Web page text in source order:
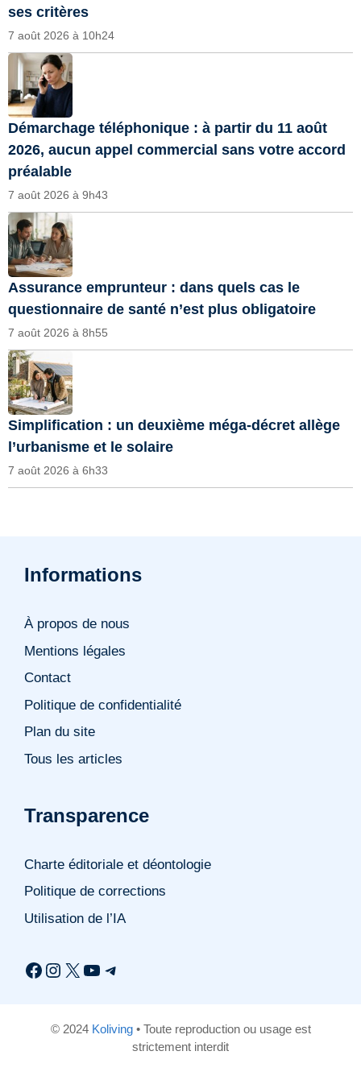
ses critères
7 août 2026 à 10h24
Démarchage téléphonique : à partir du 11 août
2026, aucun appel commercial sans votre accord
préalable
7 août 2026 à 9h43
Assurance emprunteur : dans quels cas le
questionnaire de santé n’est plus obligatoire
7 août 2026 à 8h55
Simplification : un deuxième méga-décret allège
l’urbanisme et le solaire
7 août 2026 à 6h33
Informations
À propos de nous
Mentions légales
Contact
Politique de confidentialité
Plan du site
Tous les articles
Transparence
Charte éditoriale et déontologie
Politique de corrections
Utilisation de l’IA
Facebook
Instagram
X YouTube
Telegram
© 2024 Koliving• Toute reproduction ou usage est
strictement interdit